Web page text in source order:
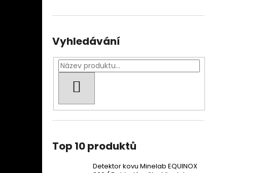
Vyhledávání
Top 10 produktů
Detektor kovu Minelab EQUINOX